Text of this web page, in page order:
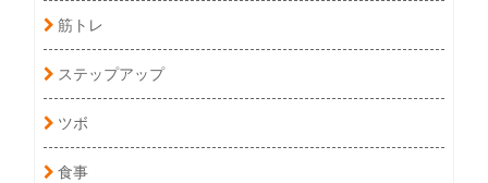
筋トレ
ステップアップ
ツボ
食事